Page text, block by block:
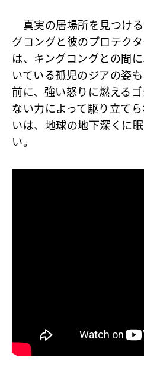
真実の居場所を見つけ
グコングと彼のプロテク
は、キングコングとの間
いている孤児のジアの姿
前に、強い怒りに燃える
ない力によって駆り立て
いは、地球の地下深くに
い。